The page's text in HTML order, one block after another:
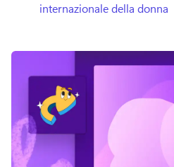
internazionale della donna